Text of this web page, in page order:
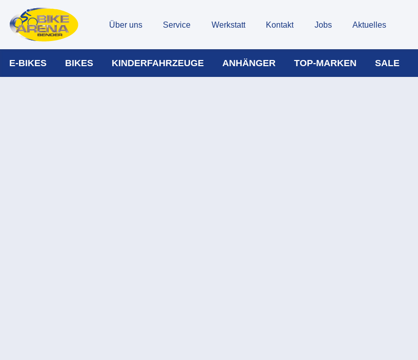
Über uns Service Werkstatt Kontakt Jobs Aktuelles
E-BIKES BIKES KINDERFAHRZEUGE ANHÄNGER TOP-MARKEN SALE